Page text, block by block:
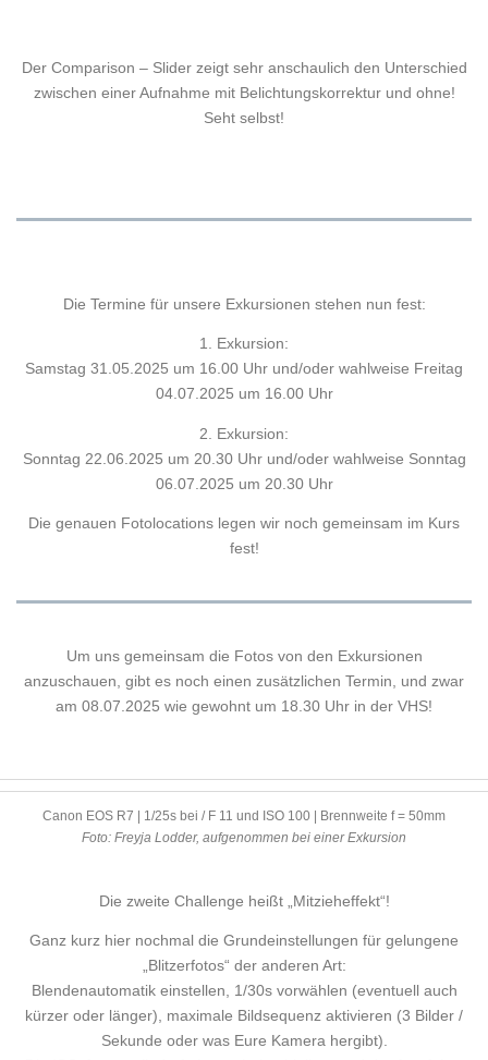
Der Comparison – Slider zeigt sehr anschaulich den Unterschied
zwischen einer Aufnahme mit Belichtungskorrektur und ohne!
Seht selbst!
Die Termine für unsere Exkursionen stehen nun fest:
1. Exkursion:
Samstag 31.05.2025 um 16.00 Uhr und/oder wahlweise Freitag
04.07.2025 um 16.00 Uhr
2. Exkursion:
Sonntag 22.06.2025 um 20.30 Uhr und/oder wahlweise Sonntag
06.07.2025 um 20.30 Uhr
Die genauen Fotolocations legen wir noch gemeinsam im Kurs
fest!
Um uns gemeinsam die Fotos von den Exkursionen
anzuschauen, gibt es noch einen zusätzlichen Termin, und zwar
am 08.07.2025 wie gewohnt um 18.30 Uhr in der VHS!
Canon EOS R7 | 1/25s bei / F 11 und ISO 100 | Brennweite f = 50mm
Foto: Freyja Lodder, aufgenommen bei einer Exkursion
Die zweite Challenge heißt „Mitzieheffekt“!
Ganz kurz hier nochmal die Grundeinstellungen für gelungene
„Blitzerfotos“ der anderen Art:
Blendenautomatik einstellen, 1/30s vorwählen (eventuell auch
kürzer oder länger), maximale Bildsequenz aktivieren (3 Bilder /
Sekunde oder was Eure Kamera hergibt).